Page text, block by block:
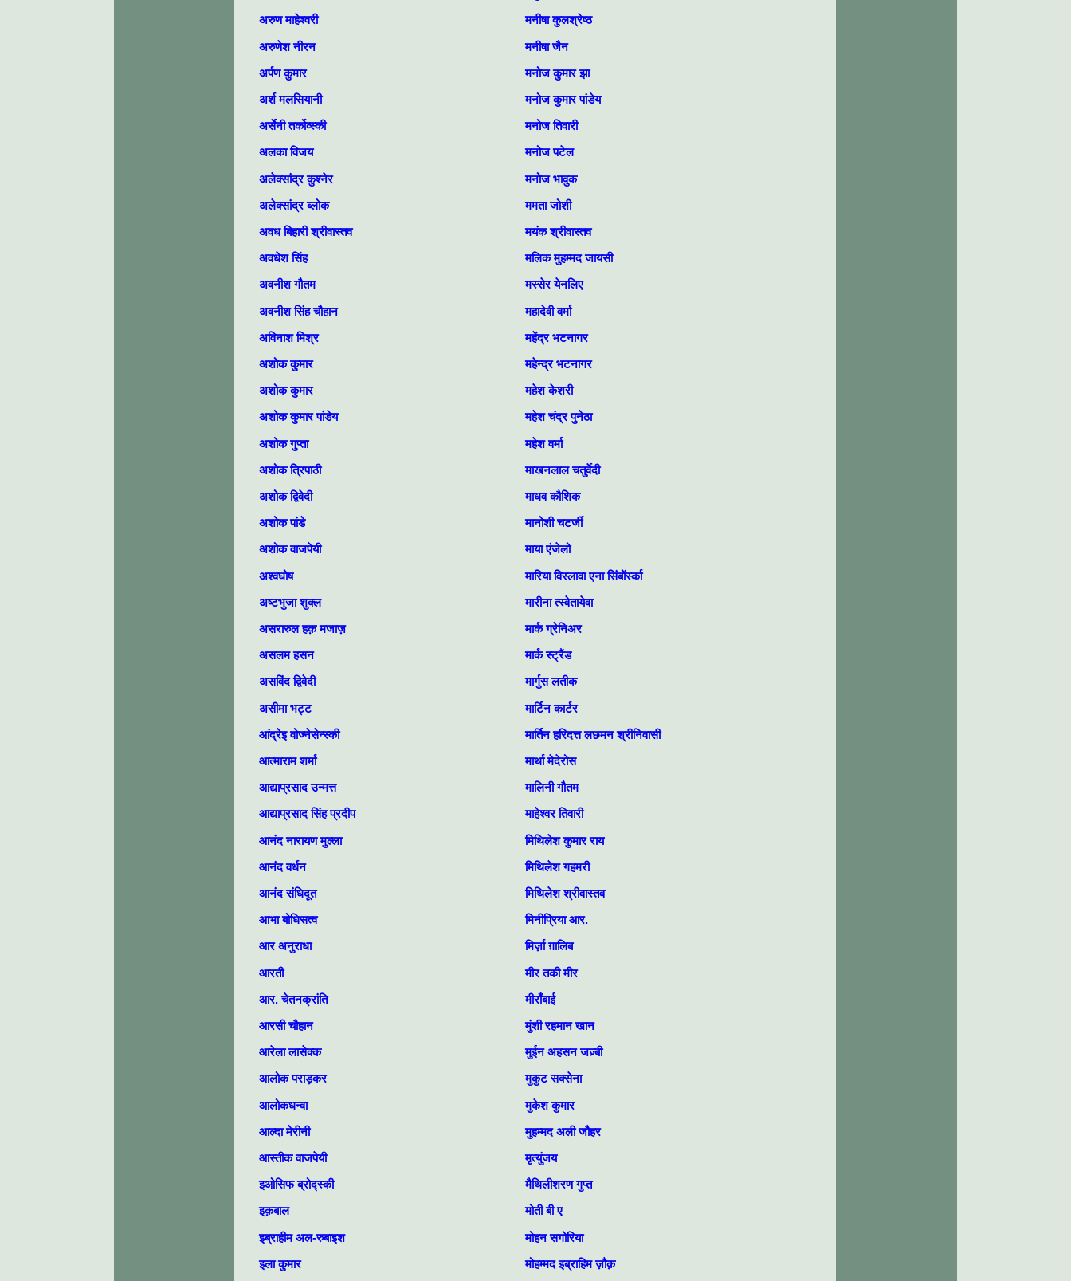
अरुण माहेश्वरी
अरुणेश नीरन
अर्पण कुमार
अर्श मलसियानी
अर्सेनी तर्कोव्‍स्‍की
अलका विजय
अलेक्सांद्र कुश्नेर
अलेक्सांद्र ब्लोक
अवध बिहारी श्रीवास्तव
अवधेश सिंह
अवनीश गौतम
अवनीश सिंह चौहान
अविनाश मिश्र
अशोक कुमार
अशोक कुमार
अशोक कुमार पांडेय
अशोक गुप्ता
अशोक त्रिपाठी
अशोक द्विवेदी
अशोक पांडे
अशोक वाजपेयी
अश्वघोष
अष्‍टभुजा शुक्‍ल
असरारुल हक़ मजाज़
असलम हसन
असविंद द्विवेदी
असीमा भट्ट
आंद्रेइ वोज्नेसेन्‍स्‍की
आत्माराम शर्मा
आद्याप्रसाद उन्मत्त
आद्याप्रसाद सिंह प्रदीप
आनंद नारायण मुल्‍ला
आनंद वर्धन
आनंद संधिदूत
आभा बोधिसत्व
आर अनुराधा
आरती
आर. चेतनक्रांति
आरसी चौहान
आरेला लासेक्क
आलोक पराड़कर
आलोकधन्वा
आल्दा मेरीनी
आस्तीक वाजपेयी
इओसिफ ब्रोद्स्‍की
इक़बाल
इब्राहीम अल-रुबाइश
इला कुमार
मनीषा कुलश्रेष्ठ
मनीषा जैन
मनोज कुमार झा
मनोज कुमार पांडेय
मनोज तिवारी
मनोज पटेल
मनोज भावुक
ममता जोशी
मयंक श्रीवास्तव
मलिक मुहम्मद जायसी
मस्सेर येनलिए
महादेवी वर्मा
महेंद्र भटनागर
महेन्द्र भटनागर
महेश केशरी
महेश चंद्र पुनेठा
महेश वर्मा
माखनलाल चतुर्वेदी
माधव कौशिक
मानोशी चटर्जी
माया एंजेलो
मारिया विस्लावा एना सिंबोंर्स्का
मारीना त्स्वेतायेवा
मार्क ग्रेनिअर
मार्क स्ट्रैंड
मार्गुस लतीक
मार्टिन कार्टर
मार्तिन हरिदत्त लछमन श्रीनिवासी
मार्था मेदेरोस
मालिनी गौतम
माहेश्वर तिवारी
मिथिलेश कुमार राय
मिथिलेश गहमरी
मिथिलेश श्रीवास्तव
मिनीप्रिया आर.
मिर्ज़ा ग़ालिब
मीर तकी मीर
मीराँबाई
मुंशी रहमान खान
मुईन अहसन जज़्बी
मुकुट सक्सेना
मुकेश कुमार
मुहम्‍मद अली जौहर
मृत्युंजय
मैथिलीशरण गुप्त
मोती बी ए
मोहन सगोरिया
मोहम्मद इब्राहिम ज़ौक़